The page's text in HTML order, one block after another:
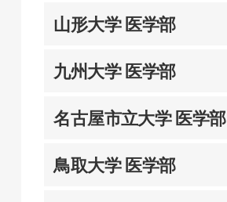
山形大学 医学部
九州大学 医学部
名古屋市立大学 医学部
鳥取大学 医学部